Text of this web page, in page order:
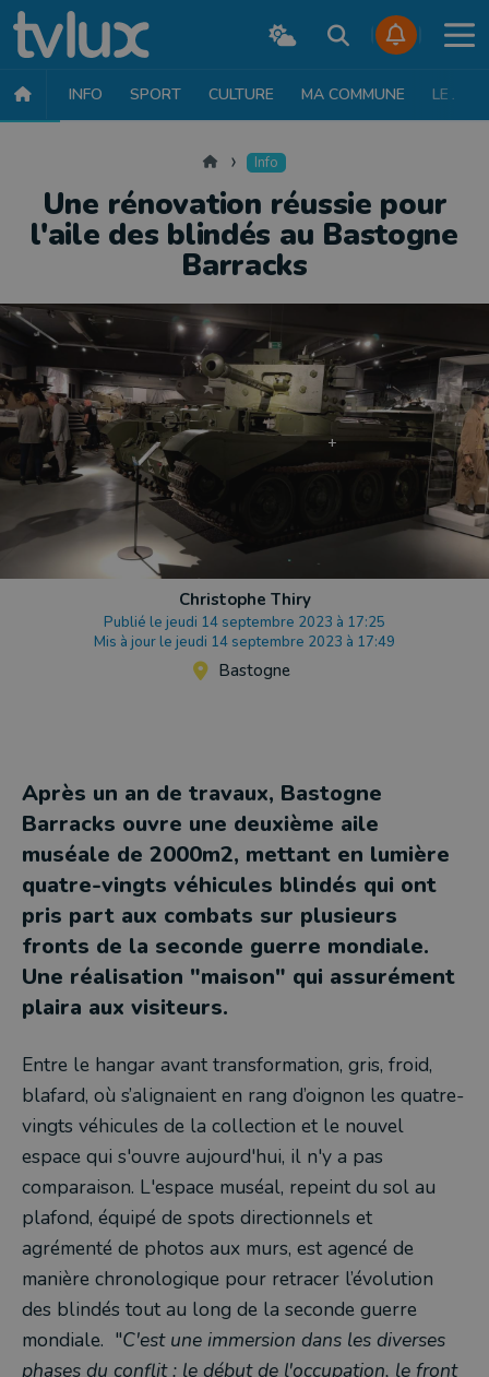
INFO SPORT CULTURE MA COMMUNE LE JT
Accueil Info
Une rénovation réussie pour
l'aile des blindés au Bastogne
Barracks
Christophe Thiry
Publié le jeudi 14 septembre 2023 à 17:25
Mis à jour le jeudi 14 septembre 2023 à 17:49
Bastogne
Après un an de travaux, Bastogne
Barracks ouvre une deuxième aile
muséale de 2000m2, mettant en lumière
quatre-vingts véhicules blindés qui ont
pris part aux combats sur plusieurs
fronts de la seconde guerre mondiale.
Une réalisation "maison" qui assurément
plaira aux visiteurs.
Entre le hangar avant transformation, gris, froid,
blafard, où s’alignaient en rang d’oignon les quatre-
vingts véhicules de la collection et le nouvel
espace qui s'ouvre aujourd'hui, il n'y a pas
comparaison. L'espace muséal, repeint du sol au
plafond, équipé de spots directionnels et
agrémenté de photos aux murs, est agencé de
manière chronologique pour retracer l’évolution
des blindés tout au long de la seconde guerre
mondiale. "C'est une immersion dans les diverses
phases du conflit : le début de l'occupation, le front